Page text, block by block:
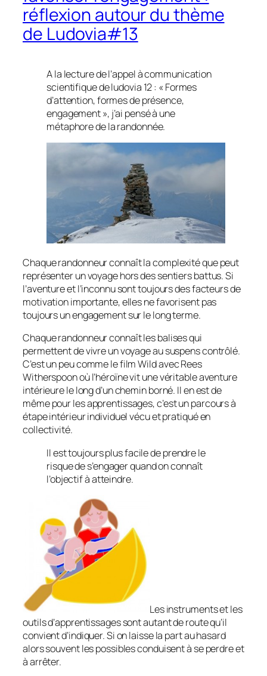
réflexion autour du thème
de Ludovia#13
A la lecture de l’appel à communication
scientifique de ludovia 12 : « Formes
d’attention, formes de présence,
engagement », j’ai pensé à une
métaphore de la randonnée.
Chaque randonneur connaît la complexité que peut
représenter un voyage hors des sentiers battus. Si
l’aventure et l’inconnu sont toujours des facteurs de
motivation importante, elles ne favorisent pas
toujours un engagement sur le long terme.
Chaque randonneur connaît les balises qui
permettent de vivre un voyage au suspens contrôlé.
C’est un peu comme le filmWildavec Rees
Witherspoon où l’héroïne vit une véritable aventure
intérieure le long d’un chemin borné. Il en est de
même pour les apprentissages, c’est un parcours à
étape intérieur individuel vécu et pratiqué en
collectivité.
Il est toujours plus facile de prendre le
risque de s’engager quand on connaît
l’objectif à atteindre.
Les instruments et les
outils d’apprentissages sont autant de route qu’il
convient d’indiquer. Si on laisse la part au hasard
alors souvent les possibles conduisent à se perdre et
à arrêter.